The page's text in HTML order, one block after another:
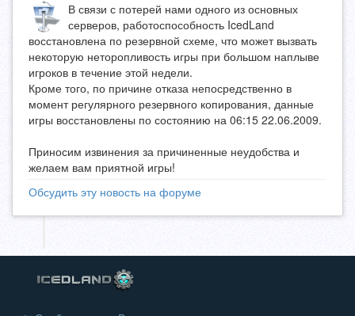
В связи с потерей нами одного из основных
серверов, работоспособность IcedLand
восстановлена по резервной схеме, что может вызвать
некоторую неторопливость игры при большом наплыве
игроков в течение этой недели.
Кроме того, по причине отказа непосредственно в
момент регулярного резервного копирования, данные
игры восстановлены по состоянию на 06:15 22.06.2009.
Приносим извинения за причиненные неудобства и
желаем вам приятной игры!
Обсудить эту новость на форуме